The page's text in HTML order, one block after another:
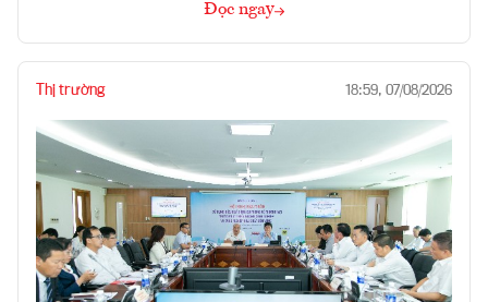
Đọc ngay
Thị trường 18:59, 07/08/2026